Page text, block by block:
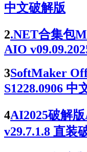
中文破解版
2.NET合集包
AIO
3SoftMaker
S1228.0906 中
4AI2025破解
v29.7.1.8 直装